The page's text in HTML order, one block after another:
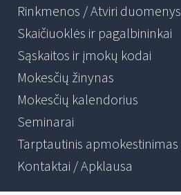
Rinkmenos / Atviri duomenys
Skaičiuoklės ir pagalbininkai
Sąskaitos ir įmokų kodai
Mokesčių žinynas
Mokesčių kalendorius
Seminarai
Tarptautinis apmokestinimas
Kontaktai / Apklausa